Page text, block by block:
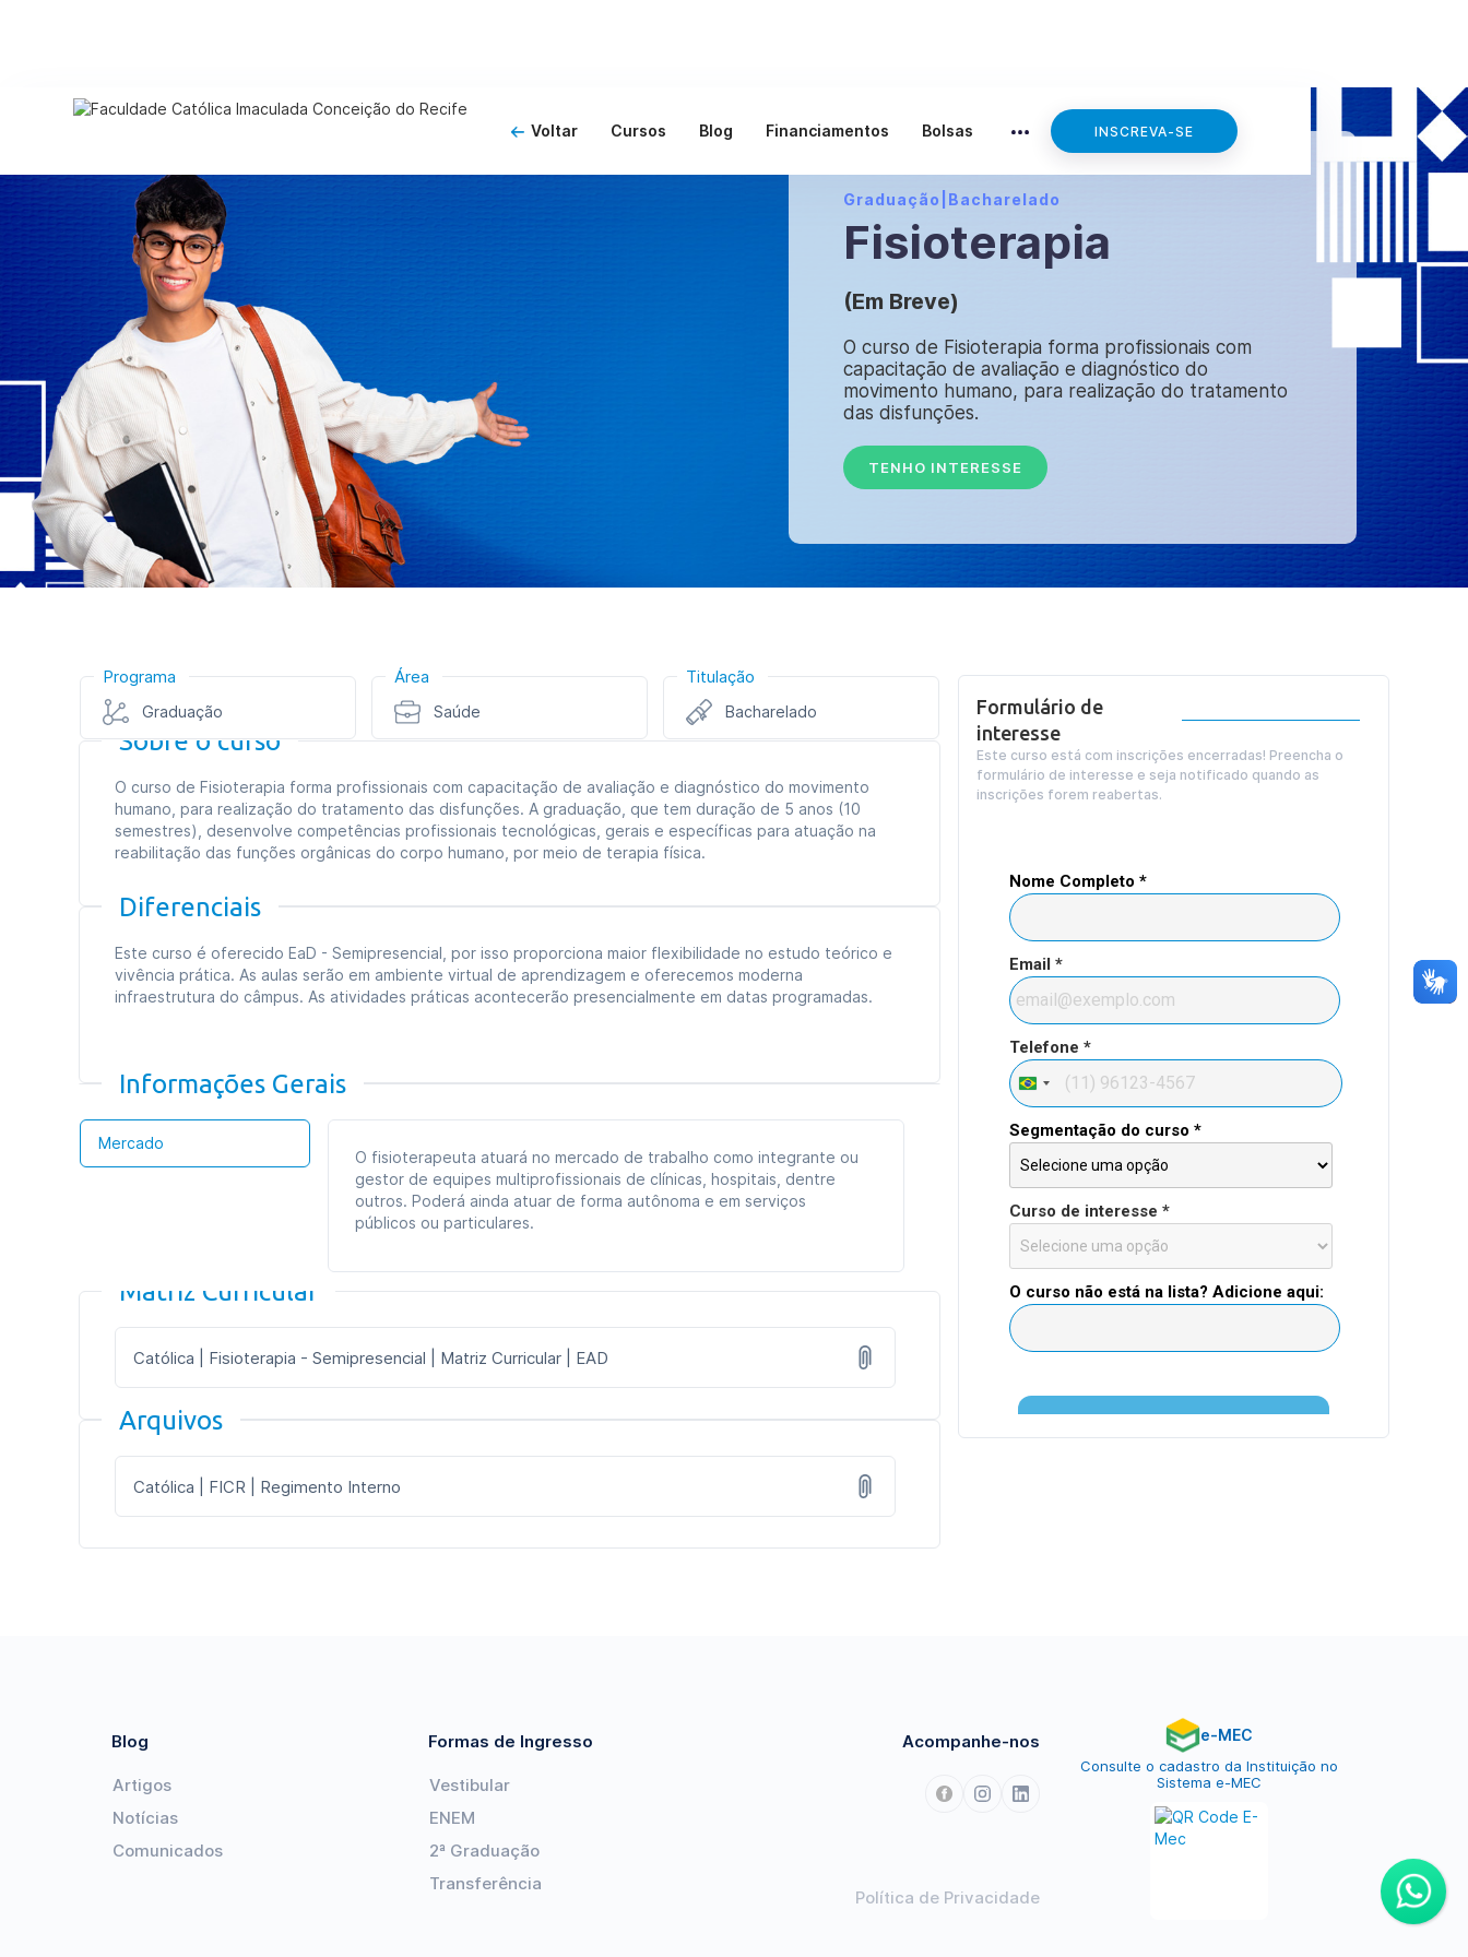
Voltar Cursos Blog Financiamentos Bolsas INSCREVA-SE
Graduação Bacharelado
Fisioterapia
(Em Breve)
O curso de Fisioterapia forma profissionais com
capacitação de avaliação e diagnóstico do
movimento humano, para realização do tratamento
das disfunções.
TENHO INTERESSE
Programa
Graduação
Área
Saúde
Titulação
Bacharelado
Sobre o curso
O curso de Fisioterapia forma profissionais com capacitação de avaliação e diagnóstico do movimento
humano, para realização do tratamento das disfunções. A graduação, que tem duração de 5 anos (10
semestres), desenvolve competências profissionais tecnológicas, gerais e específicas para atuação na
reabilitação das funções orgânicas do corpo humano, por meio de terapia física.
Diferenciais
Este curso é oferecido EaD - Semipresencial, por isso proporciona maior flexibilidade no estudo teórico e
vivência prática. As aulas serão em ambiente virtual de aprendizagem e oferecemos moderna
infraestrutura do câmpus. As atividades práticas acontecerão presencialmente em datas programadas.
Informações Gerais
Mercado
O fisioterapeuta atuará no mercado de trabalho como integrante ou
gestor de equipes multiprofissionais de clínicas, hospitais, dentre
outros. Poderá ainda atuar de forma autônoma e em serviços
públicos ou particulares.
Matriz Curricular
Católica | Fisioterapia - Semipresencial | Matriz Curricular | EAD
Arquivos
Católica | FICR | Regimento Interno
Formulário de
interesse
Este curso está com inscrições encerradas! Preencha o
formulário de interesse e seja notificado quando as
inscrições forem reabertas.
Blog
Artigos
Notícias
Comunicados
Formas de Ingresso
Vestibular
ENEM
2ª Graduação
Transferência
Acompanhe-nos
Política de Privacidade
e-MEC
Consulte o cadastro da Instituição no
Sistema e-MEC